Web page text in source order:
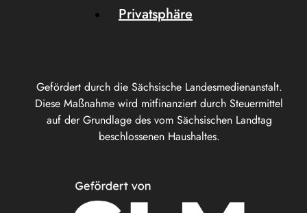
Gefördert durch die Sächsische Landesmedienanstalt.
Diese Maßnahme wird mitfinanziert durch Steuermittel
auf der Grundlage des vom Sächsischen Landtag
beschlossenen Haushaltes.
Privatsphäre